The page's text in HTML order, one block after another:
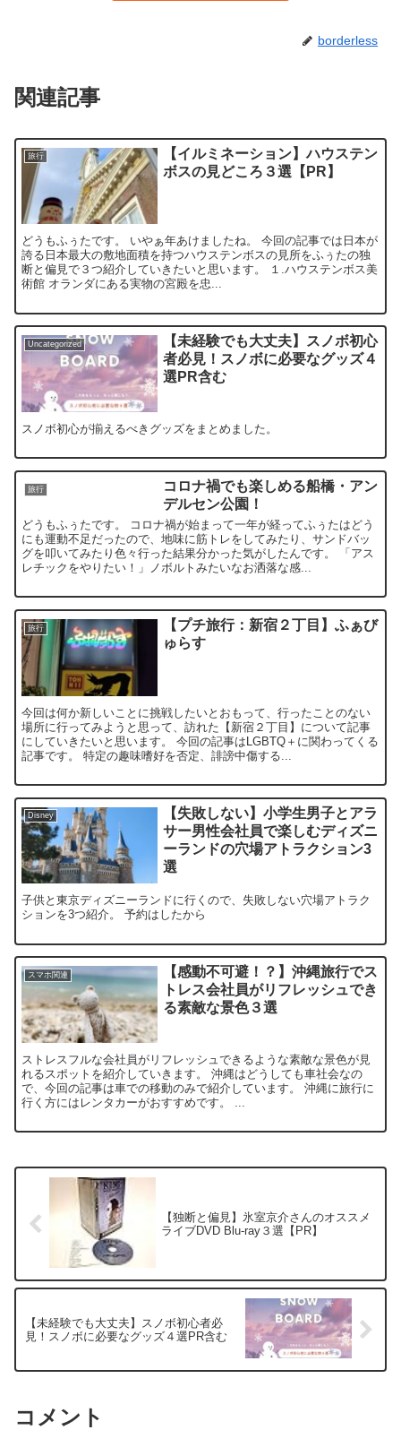
borderless
関連記事
旅行
【イルミネーション】ハウステン
ボスの見どころ３選【PR】
どうもふぅたです。 いやぁ年あけましたね。 今回の記事では日本が
誇る日本最大の敷地面積を持つハウステンボスの見所をふぅたの独
断と偏見で３つ紹介していきたいと思います。 １.ハウステンボス美
術館 オランダにある実物の宮殿を忠...
Uncategorized
【未経験でも大丈夫】スノボ初心
者必見！スノボに必要なグッズ４
選PR含む
スノボ初心が揃えるべきグッズをまとめました。
旅行
コロナ禍でも楽しめる船橋・アン
デルセン公園！
どうもふぅたです。 コロナ禍が始まって一年が経ってふぅたはどう
にも運動不足だったので、地味に筋トレをしてみたり、サンドバッ
グを叩いてみたり色々行った結果分かった気がしたんです。 「アス
レチックをやりたい！」ノボルトみたいなお洒落な感...
旅行
【プチ旅行：新宿２丁目】ふぁび
ゅらす
今回は何か新しいことに挑戦したいとおもって、行ったことのない
場所に行ってみようと思って、訪れた【新宿２丁目】について記事
にしていきたいと思います。 今回の記事はLGBTQ＋に関わってくる
記事です。 特定の趣味嗜好を否定、誹謗中傷する...
Disney
【失敗しない】小学生男子とアラ
サー男性会社員で楽しむディズニ
ーランドの穴場アトラクション3
選
子供と東京ディズニーランドに行くので、失敗しない穴場アトラク
ションを3つ紹介。 予約はしたから
スマホ関連
【感動不可避！？】沖縄旅行でス
トレス会社員がリフレッシュでき
る素敵な景色３選
ストレスフルな会社員がリフレッシュできるような素敵な景色が見
れるスポットを紹介していきます。 沖縄はどうしても車社会なの
で、今回の記事は車での移動のみで紹介しています。 沖縄に旅行に
行く方にはレンタカーがおすすめです。 ...
【独断と偏見】氷室京介さんのオススメ
ライブDVD Blu-ray３選【PR】
【未経験でも大丈夫】スノボ初心者必
見！スノボに必要なグッズ４選PR含む
コメント